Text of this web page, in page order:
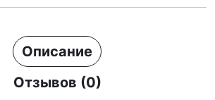
Описание
Отзывов (0)